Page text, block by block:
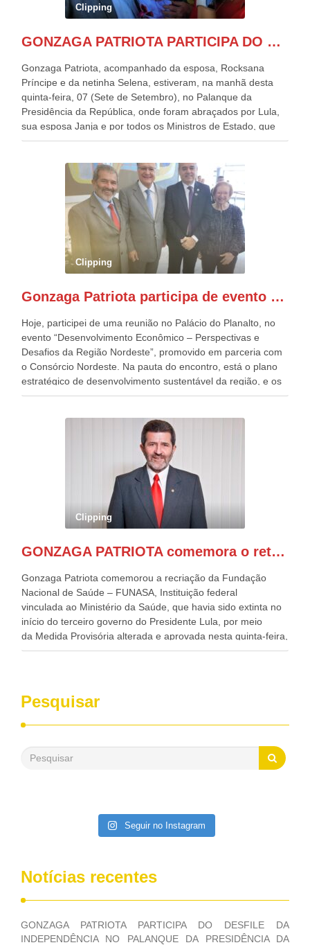
Clipping
GONZAGA PATRIOTA PARTICIPA DO DESFILE DA INDEPENDÊNCIA NO PALANQUE DA PRESIDÊNCIA DA REPÚBLICA E É ABRAÇADO POR LULA E POR GERALDO ALCKMIN.
Gonzaga Patriota, acompanhado da esposa, Rocksana
Príncipe e da netinha Selena, estiveram, na manhã desta
quinta-feira, 07 (Sete de Setembro), no Palanque da
Presidência da República, onde foram abraçados por Lula,
sua esposa Janja e por todos os Ministros de Estado, que
estavam presentes, nos Desfiles da Independência da
outros desfiles, na Esplanada dos Ministérios, disse ter sido
o deste ano, o maior e o mais organizado de todos. “Há
quatro décadas, como Patriota até no nome, participo
anualmente dos desfiles de Sete de Setembro, na
Esplanada dos Ministérios, em Brasília. Este ano, o governo
preparou espaços com cadeiras e coberturas, para 30.000
pessoas, só que o número de Patriotas Brasileiros
Independentes, dobrou na Esplanada. Eu, Lula e os
Patriota.
Clipping
Gonzaga Patriota participa de evento em prol do desenvolvimento do Nordeste
Hoje, participei de uma reunião no Palácio do Planalto, no
evento “Desenvolvimento Econômico – Perspectivas e
Desafios da Região Nordeste”, promovido em parceria com
o Consórcio Nordeste. Na pauta do encontro, está o plano
estratégico de desenvolvimento sustentável da região, e os
desafios para a elaboração de políticas públicas, que
evento contou com a presença do Vice-presidente Geraldo
Alckmin, que também ocupa o Ministério do
Desenvolvimento, Indústria, Comércio e Serviços, o ex
governador de Pernambuco, agora Presidente do Banco do
Nordeste, Paulo Câmara, o ex Deputado Federal, e
atualmente Superintendente da SUDENE, Danilo Cabral, da
Governadora de Pernambuco, Raquel Lyra, os ministros da
Casa Civil, Rui Costa, e da Integração e do Desenvolvimento
de todo Nordeste que também ajudam a fomentar o
Clipping
GONZAGA PATRIOTA comemora o retorno da FUNASA
Gonzaga Patriota comemorou a recriação da Fundação
Nacional de Saúde – FUNASA, Instituição federal
vinculada ao Ministério da Saúde, que havia sido extinta no
início do terceiro governo do Presidente Lula, por meio
da Medida Provisória alterada e aprovada nesta quinta-feira,
pelo Congresso Nacional. Gonzaga Patriota disse hoje em
desenvolvimento dos seus municípios e, somente o ano
passado, essa Fundação distribuiu mais de três bilhões de
reais, com suas maravilhosas ações, dentre alas, mais de
saneamento básico, em pequenas comunidades rurais.
Patriota disse ainda que, mesmo sem mandato,
Pesquisar
Seguir no Instagram
Notícias recentes
GONZAGA PATRIOTA PARTICIPA DO DESFILE DA
INDEPENDÊNCIA NO PALANQUE DA PRESIDÊNCIA DA